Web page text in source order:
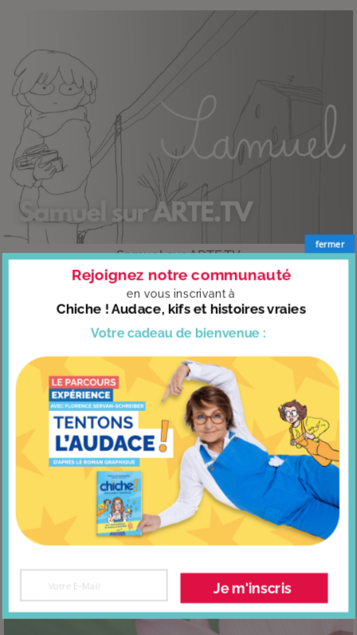
Samuel sur ARTE.TV
4 clés pour alléger votre charge mentale
Votre cadeau de bienvenue :
Rejoignez notre communauté
en vous inscrivant à
Chiche ! Audace, kifs et histoires vraies
Je m'inscris
fermer